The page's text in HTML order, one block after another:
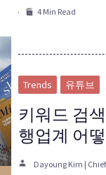
4 Min Read
Trends 유튜브
키워드 검
행업계 어
Dayoung Kim |